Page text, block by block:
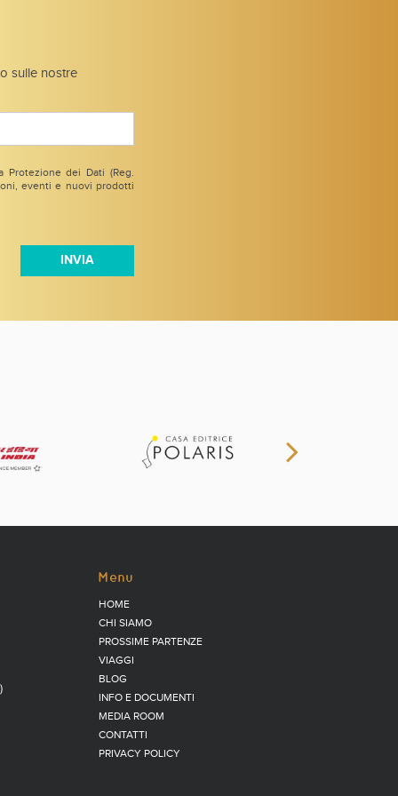
sulle nostre
dei Dati (Reg.
eventi e nuovi prodotti
Menu
HOME
CHI SIAMO
PROSSIME PARTENZE
VIAGGI
BLOG
INFO E DOCUMENTI
MEDIA ROOM
CONTATTI
PRIVACY POLICY